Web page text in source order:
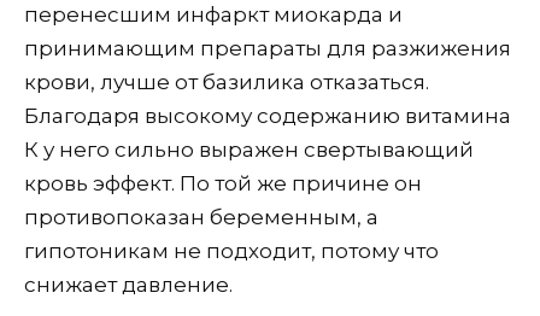
перенесшим инфаркт миокарда и
принимающим препараты для разжижения
крови, лучше от базилика отказаться.
Благодаря высокому содержанию витамина
К у него сильно выражен свертывающий
кровь эффект. По той же причине он
противопоказан беременным, а
гипотоникам не подходит, потому что
снижает давление.